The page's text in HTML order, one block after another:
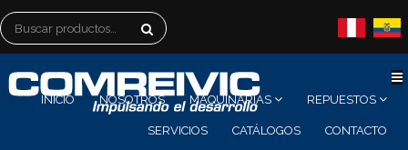
Buscar
por:
INICIO NOSOTROS MAQUINARIAS REPUESTOS
SERVICIOS CATÁLOGOS CONTACTO